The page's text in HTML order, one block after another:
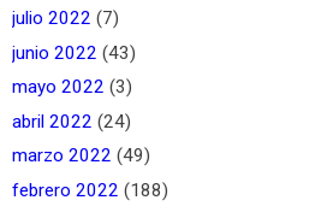
julio 2022 (7)
junio 2022 (43)
mayo 2022 (3)
abril 2022 (24)
marzo 2022 (49)
febrero 2022 (188)